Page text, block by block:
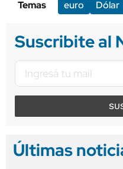
Temas
euro Dólar
Suscribite al
Últimas